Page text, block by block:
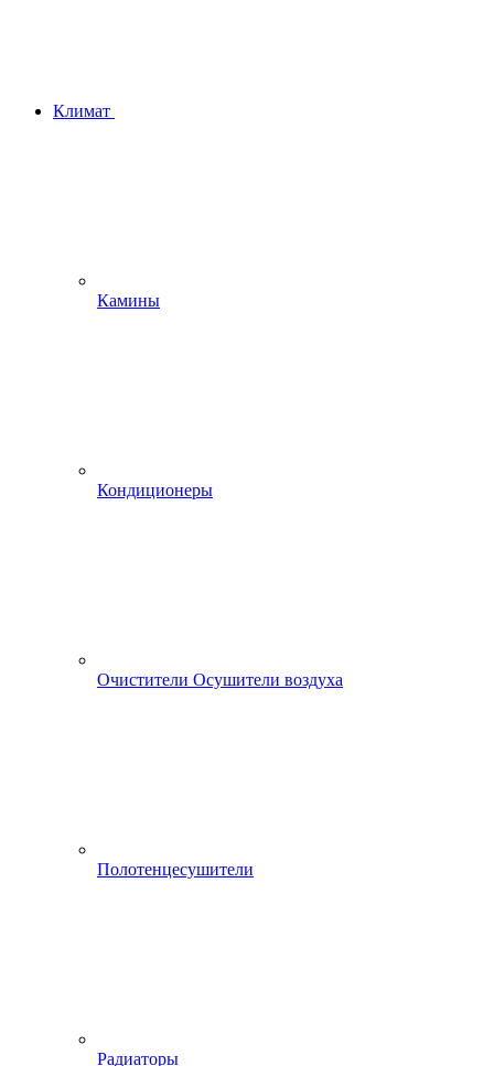
Климат
Камины
Кондиционеры
Очистители Осушители воздуха
Полотенцесушители
Радиаторы